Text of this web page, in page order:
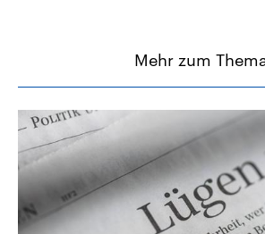
Mehr zum